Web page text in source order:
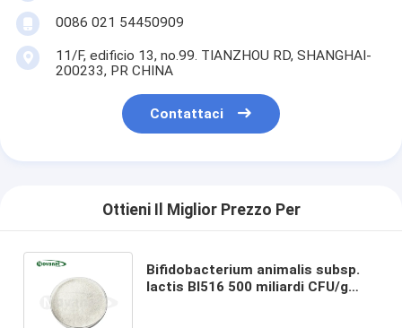
0086 021 54450909
11/F, edificio 13, no.99. TIANZHOU RD, SHANGHAI-
200233, PR CHINA
Contattaci
Ottieni Il Miglior Prezzo Per
Bifidobacterium animalis subsp.
lactis BI516 500 miliardi CFU/g